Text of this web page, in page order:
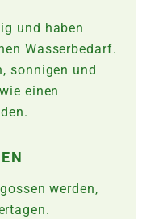
und haben
Wasserbedarf.
sonnigen und
einen
werden,